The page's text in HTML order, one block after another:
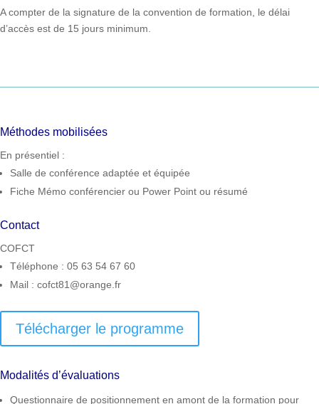
A compter de la signature de la convention de formation, le délai
d’accès est de 15 jours minimum.
Méthodes mobilisées
En présentiel :
Salle de conférence adaptée et équipée
Fiche Mémo conférencier ou Power Point ou résumé
Contact
COFCT
Téléphone : 05 63 54 67 60
Mail : cofct81@orange.fr
Télécharger le programme
Modalités d’évaluations
Questionnaire de positionnement en amont de la formation pour